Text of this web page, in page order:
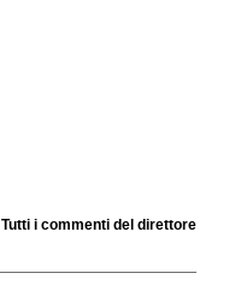
Tutti i commenti del direttore